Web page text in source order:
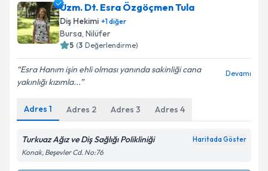
Dt. Şebnem Koçaniçin randevu takvimi talebi
oluşturun. Size bu uzmandan randevu almanız için bir
takvim hazırlandığında e-posta ile bilgilendireceğiz.
Kişisel verilerimin işlenmesine ilişkin
Metni'ni okudum ve kişisel verilerimin belirtilen
kapsamda işlenmesini kabul ediyorum.
Uzm. Dt. Esra Özgöçmen Tula
Diş Hekimi +1diğer
Bursa, Nilüfer
5 (3 Değerlendirme)
Esra Hanım işin ehli olması yanında sakinliği cana
yakınlığı kızımla...
Devamı
Adres 1 Adres 2 Adres 3 Adres 4
Turkuaz Ağız ve Diş Sağlığı Polikliniği Haritada Göster
Konak, Beşevler Cd. No:76